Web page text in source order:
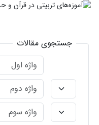
جستجوی مقالات